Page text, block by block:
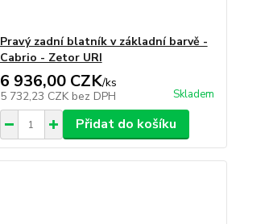
Pravý zadní blatník v základní barvě -
Cabrio - Zetor URI
6 936,00 CZK/ks
5 732,23 CZK bez DPH Skladem
Přidat do košíku